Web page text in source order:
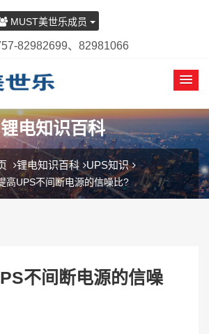
MUST美世乐成员
82982699、82981066
锂电知识百科
锂电知识百科 UPS知识
高UPS不间断电源的信噪比?
不间断电源的信噪